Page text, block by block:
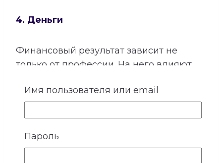
4. Деньги
Финансовый результат зависит не
только от профессии. На него влияют
привычки, семейные установки,
использовать открывающиеся
возможности.
Имя пользователя или email
Пароль